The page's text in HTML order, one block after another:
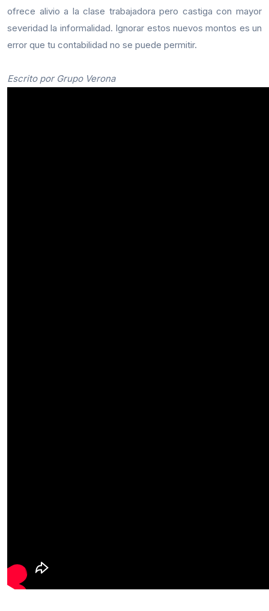
ofrece alivio a la clase trabajadora pero castiga con mayor
severidad la informalidad. Ignorar estos nuevos montos es un
error que tu contabilidad no se puede permitir.
Escrito por Grupo Verona